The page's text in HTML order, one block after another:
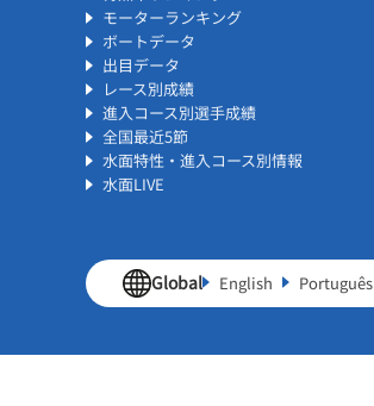
モーターランキング
ボートデータ
出目データ
レース別成績
進入コース別選手成績
全国最近5節
水面特性・進入コース別情報
水面LIVE
Global English Português